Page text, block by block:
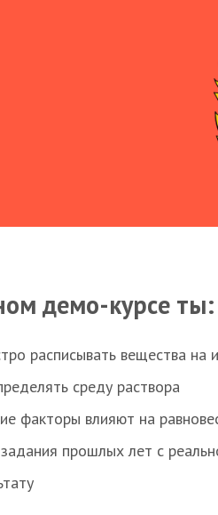
демо-курсе ты:
расписывать вещества на
среду раствора
факторы влияют на
прошлых лет с